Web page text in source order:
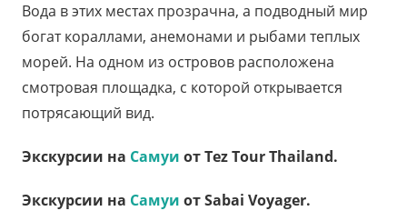
Вода в этих местах прозрачна, а подводный мир
богат кораллами, анемонами и рыбами теплых
морей. На одном из островов расположена
смотровая площадка, с которой открывается
потрясающий вид.
Экскурсии на Самуи от Tez Tour Thailand.
Экскурсии на Самуи от Sabai Voyager.